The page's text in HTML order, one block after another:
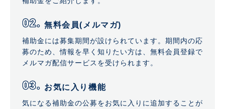
無料会員(メルマガ)
補助金には募集期間が設けられています。期間内の応
募のため、情報を早く知りたい方は、無料会員登録で
メルマガ配信サービスを受けられます。
お気に入り機能
気になる補助金の公募をお気に入りに追加することが